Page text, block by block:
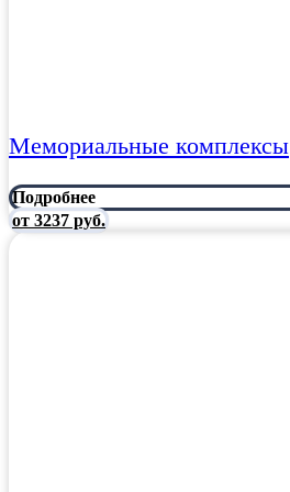
Мемориальные комплексы
Подробнее
от 3237 руб.